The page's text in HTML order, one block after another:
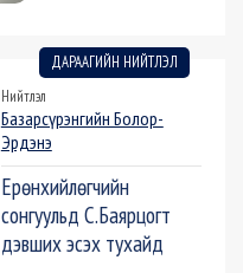
ДАРААГИЙН НИЙТЛЭЛ
Нийтлэл
Базарсүрэнгийн Болор-
Эрдэнэ
Ерөнхийлөгчийн
сонгуульд С.Баярцогт
дэвших эсэх тухайд